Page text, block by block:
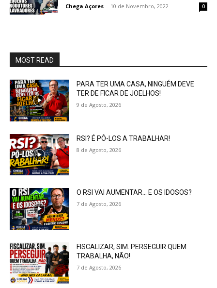
Chega Açores - 10 de Novembro, 2022 0
MOST READ
PARA TER UMA CASA, NINGUÉM DEVE
TER DE FICAR DE JOELHOS!
9 de Agosto, 2026
RSI? É PÔ-LOS A TRABALHAR!
8 de Agosto, 2026
O RSI VAI AUMENTAR… E OS IDOSOS?
7 de Agosto, 2026
FISCALIZAR, SIM. PERSEGUIR QUEM
TRABALHA, NÃO!
7 de Agosto, 2026